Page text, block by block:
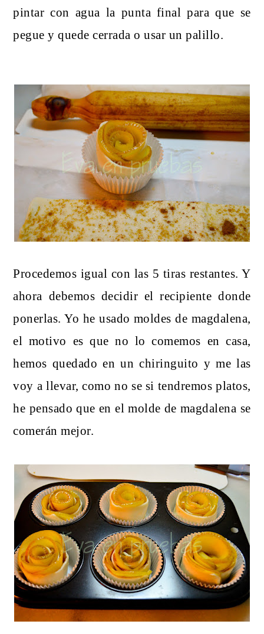
pintar con agua la punta final para que se
pegue y quede cerrada o usar un palillo.
Procedemos igual con las 5 tiras restantes. Y
ahora debemos decidir el recipiente donde
ponerlas. Yo he usado moldes de magdalena,
el motivo es que no lo comemos en casa,
hemos quedado en un chiringuito y me las
voy a llevar, como no se si tendremos platos,
he pensado que en el molde de magdalena se
comerán mejor.